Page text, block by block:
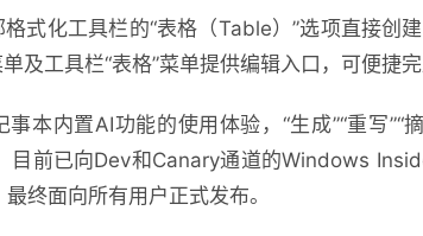
式化工具栏的“表格（Table）”选项直接创
及工具栏“表格”菜单提供编辑入口，可便捷
本内置AI功能的使用体验，“生成”“重写
目前已向Dev和Canary通道的Windows
终面向所有用户正式发布。